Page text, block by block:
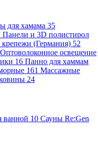
для хамама 35
Панели и 3D полистирол
(Германия) 52
Оптоволоконное освещение
16 Панно для хаммам
161 Массажные
24
ванной 10 Сауны Re:Gen